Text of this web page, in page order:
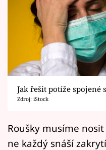
Horoskopy
Sledujte prima+
Filmový festival
Přihlášení
Jak řešit potíže spojené
Zdroj: iStock
Roušky musíme
ne každý snáší